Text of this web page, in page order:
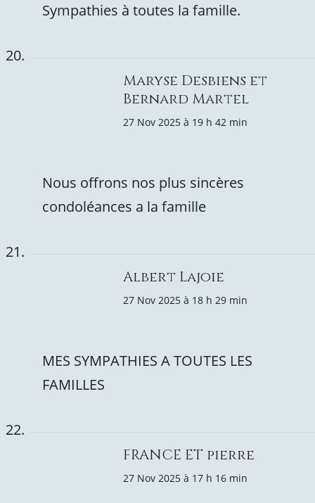
Sympathies à toutes la famille.
Maryse Desbiens et
Bernard Martel
27 Nov 2025 à 19 h 42 min
Nous offrons nos plus sincères
condoléances a la famille
Albert Lajoie
27 Nov 2025 à 18 h 29 min
MES SYMPATHIES A TOUTES LES
FAMILLES
FRANCE ET pierre
27 Nov 2025 à 17 h 16 min